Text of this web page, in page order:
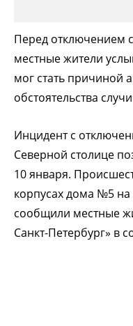
Перед отключением
местные жители
мог стать причиной
обстоятельства
Инцидент с
Северной столице
10 января.
корпусах дома №5
сообщили местные
Санкт-Петербург» в